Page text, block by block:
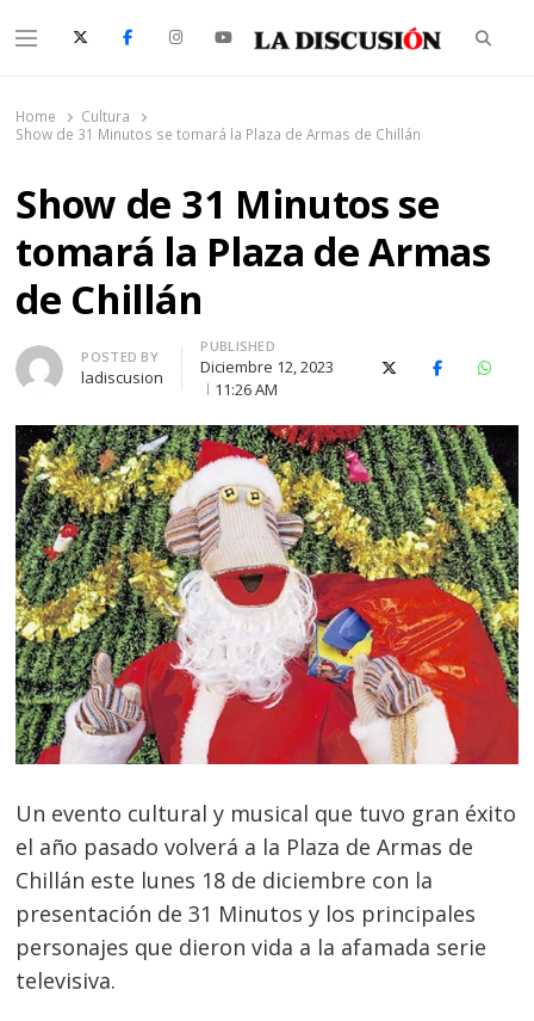
Menu
Home
Cultura
Show de 31 Minutos se tomará la Plaza de Armas de Chillán
Show de 31 Minutos se
tomará la Plaza de Armas
de Chillán
Author
POSTED BY
ladiscusion
PUBLISHED
Diciembre 12, 2023
11:26 AM
X (Twitter)Facebook
Un evento cultural y musical que tuvo gran éxito
el año pasado volverá a la Plaza de Armas de
Chillán este lunes 18 de diciembre con la
presentación de 31 Minutos y los principales
personajes que dieron vida a la afamada serie
televisiva.